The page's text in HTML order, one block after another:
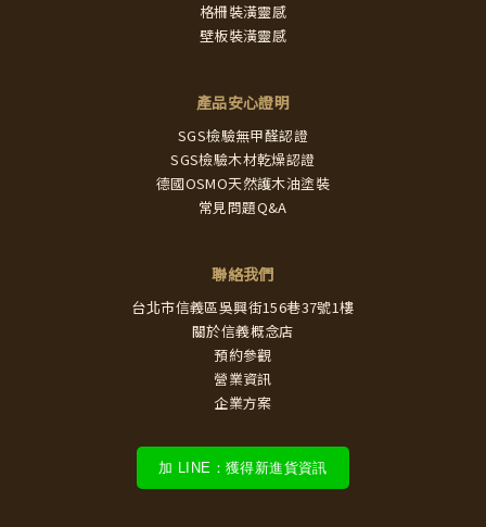
格柵裝潢靈感
壁板裝潢靈感
產品安心證明
SGS檢驗無甲醛認證
SGS檢驗木材乾燥認證
德國OSMO天然護木油塗裝
常見問題Q&A
聯絡我們
台北市信義區吳興街156巷37號1樓
關於信義概念店
預約參觀
營業資訊
企業方案
加 LINE：獲得新進貨資訊